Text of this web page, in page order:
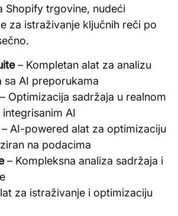
Shopify trgovine, nudeći
za istraživanje ključnih reči po
– Kompletan alat za analizu
sa AI preporukama
– Optimizacija sadržaja u realnom
AI
AI-powered alat za optimizaciju
na podacima
– Kompleksna analiza sadržaja i
za istraživanje i optimizaciju